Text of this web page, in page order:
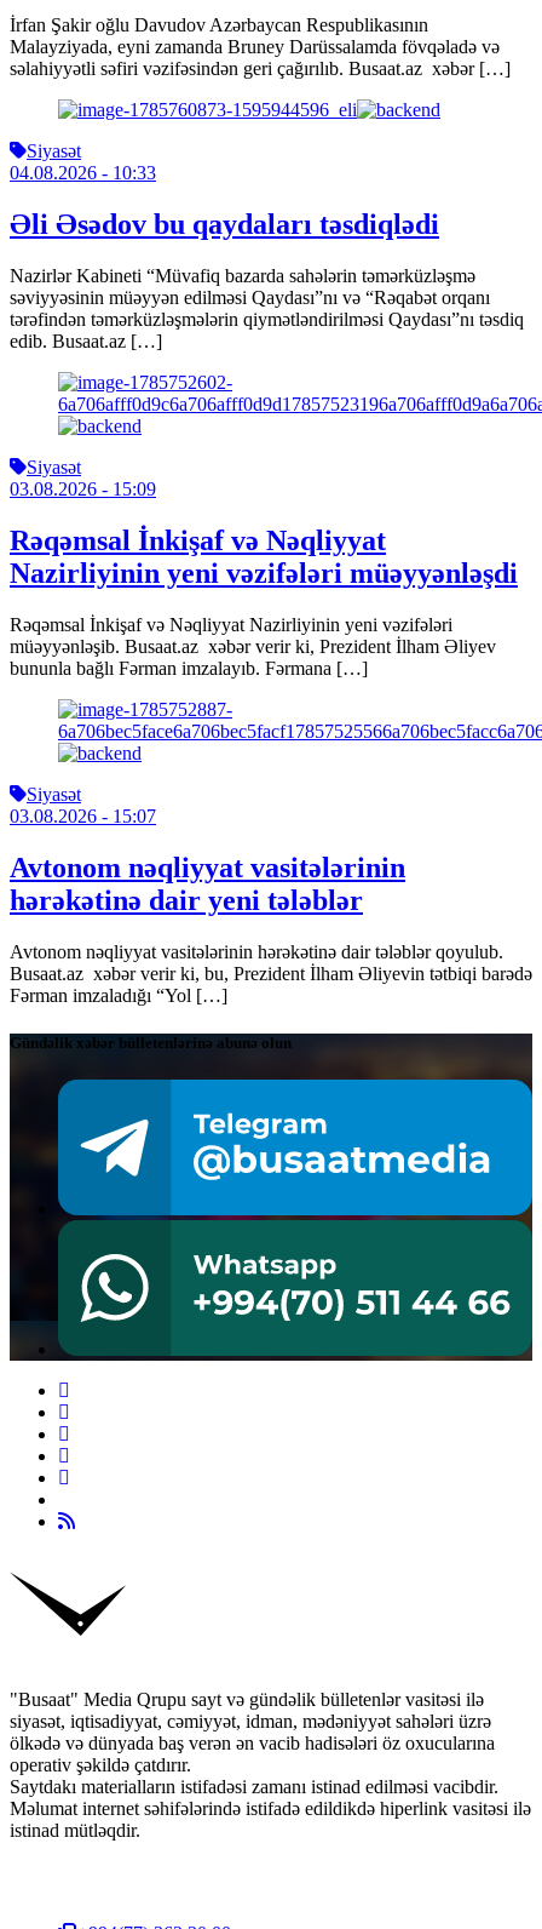
İrfan Şakir oğlu Davudov Azərbaycan Respublikasının
Malayziyada, eyni zamanda Bruney Darüssalamda fövqəladə və
səlahiyyətli səfiri vəzifəsindən geri çağırılıb. Busaat.az xəbər […]
Siyasət
04.08.2026 - 10:33
Əli Əsədov bu qaydaları təsdiqlədi
Nazirlər Kabineti “Müvafiq bazarda sahələrin təmərküzləşmə
səviyyəsinin müəyyən edilməsi Qaydası”nı və “Rəqabət orqanı
tərəfindən təmərküzləşmələrin qiymətləndirilməsi Qaydası”nı təsdiq
edib. Busaat.az […]
Siyasət
03.08.2026 - 15:09
Rəqəmsal İnkişaf və Nəqliyyat
Nazirliyinin yeni vəzifələri müəyyənləşdi
Rəqəmsal İnkişaf və Nəqliyyat Nazirliyinin yeni vəzifələri
müəyyənləşib. Busaat.az xəbər verir ki, Prezident İlham Əliyev
bununla bağlı Fərman imzalayıb. Fərmana […]
Siyasət
03.08.2026 - 15:07
Avtonom nəqliyyat vasitələrinin
hərəkətinə dair yeni tələblər
Avtonom nəqliyyat vasitələrinin hərəkətinə dair tələblər qoyulub.
Busaat.az xəbər verir ki, bu, Prezident İlham Əliyevin tətbiqi barədə
Fərman imzaladığı “Yol […]
Gündəlik xəbər bülletenlərinə abunə olun
"Busaat" Media Qrupu sayt və gündəlik bülletenlər vasitəsi ilə
siyasət, iqtisadiyyat, cəmiyyət, idman, mədəniyyət sahələri üzrə
ölkədə və dünyada baş verən ən vacib hadisələri öz oxucularına
operativ şəkildə çatdırır.
Saytdakı materialların istifadəsi zamanı istinad edilməsi vacibdir.
Məlumat internet səhifələrində istifadə edildikdə hiperlink vasitəsi ilə
istinad mütləqdir.